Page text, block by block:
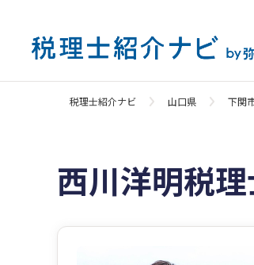
税理士紹介ナビ 山口県 下関
西川洋明税